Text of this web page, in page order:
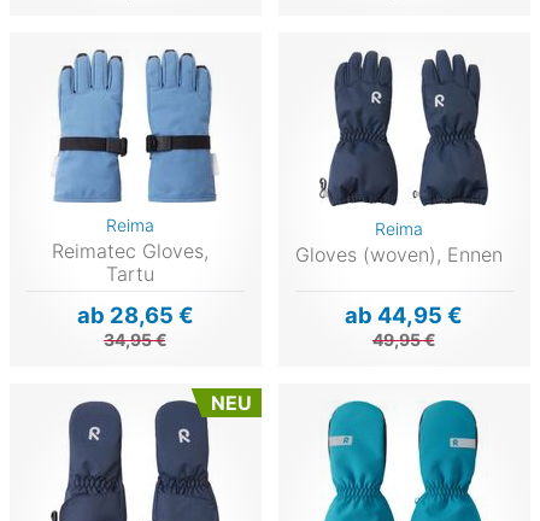
Reima
Reimatec Gloves,
Tartu
ab 28,65 €
34,95 €
Reima
Gloves (woven), Ennen
ab 44,95 €
49,95 €
NEU